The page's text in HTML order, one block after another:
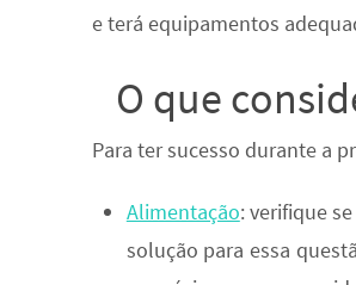
e terá equipamentos
O que
Para ter sucesso durante a
Alimentação:verifique se
solução para essa